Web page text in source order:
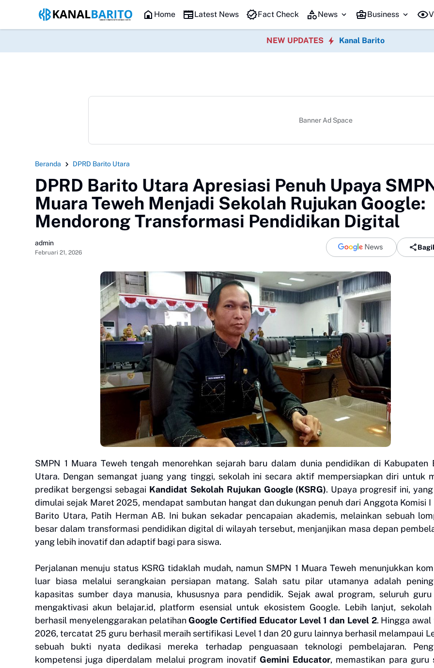
HEADLINE Kaji Tiru
Home Latest News Fact Check News Business
NEW UPDATES Kanal Barito
Banner Ad Space
Beranda DPRD Barito Utara
DPRD Barito Utara Apresiasi Penuh Upaya
Muara Teweh Menjadi Sekolah Rujukan Google:
Mendorong Transformasi Pendidikan Digital
admin
Februari 21, 2026
SMPN 1 Muara Teweh tengah menorehkan sejarah baru dalam dunia pendidikan di Kabupaten
Utara. Dengan semangat juang yang tinggi, sekolah ini secara aktif mempersiapkan diri untuk
predikat bergengsi sebagai Kandidat Sekolah Rujukan Google (KSRG). Upaya progresif ini,
dimulai sejak Maret 2025, mendapat sambutan hangat dan dukungan penuh dari Anggota Komisi I
Barito Utara, Patih Herman AB. Ini bukan sekadar pencapaian akademis, melainkan sebuah
besar dalam transformasi pendidikan digital di wilayah tersebut, menjanjikan masa depan
yang lebih inovatif dan adaptif bagi para siswa.
Perjalanan menuju status KSRG tidaklah mudah, namun SMPN 1 Muara Teweh menunjukkan
luar biasa melalui serangkaian persiapan matang. Salah satu pilar utamanya adalah
kapasitas sumber daya manusia, khususnya para pendidik. Sejak awal program, seluruh
mengaktivasi akun belajar.id, platform esensial untuk ekosistem Google. Lebih lanjut,
berhasil menyelenggarakan pelatihanGoogle Certified Educator Level 1 dan Level 2. Hingga awal
2026, tercatat 25 guru berhasil meraih sertifikasi Level 1 dan 20 guru lainnya berhasil melampaui
sebuah bukti nyata dedikasi mereka terhadap penguasaan teknologi pembelajaran.
kompetensi juga diperdalam melalui program inovatifGemini Educator, memastikan para guru